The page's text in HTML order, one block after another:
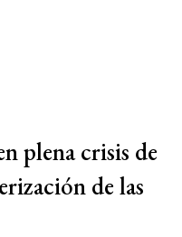
plena crisis de
de las